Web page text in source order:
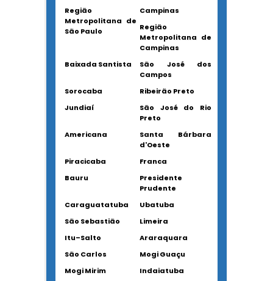
Região
Metropolitana de
São Paulo
Campinas
Região
Metropolitana de
Campinas
Baixada Santista
São José dos
Campos
Sorocaba
Ribeirão Preto
Jundiaí
São José do Rio
Preto
Americana
Santa Bárbara
d'Oeste
Piracicaba
Franca
Bauru
Presidente
Prudente
Caraguatatuba
Ubatuba
São Sebastião
Limeira
Itu–Salto
Araraquara
São Carlos
Mogi Guaçu
Mogi Mirim
Indaiatuba